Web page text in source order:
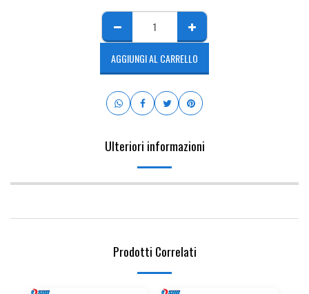
AGGIUNGI AL CARRELLO
Ulteriori informazioni
Prodotti Correlati